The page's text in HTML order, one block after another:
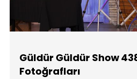
Güldür Güldür Show
Fotoğrafları